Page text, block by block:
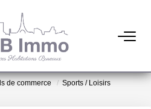
de commerce
Sports / Loisirs